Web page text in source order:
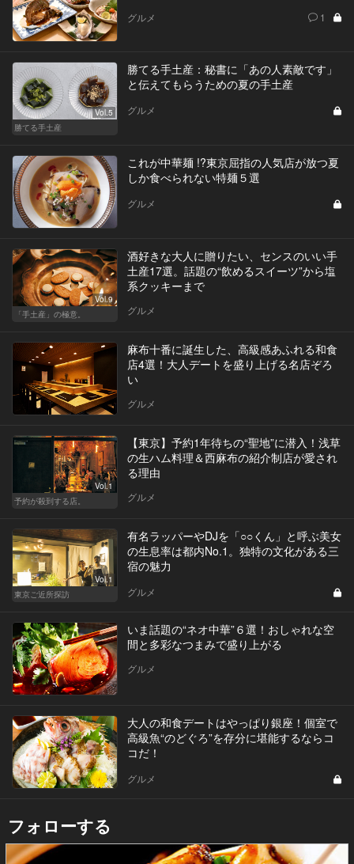
グルメ 1
Vol.5
勝てる手土産
勝てる手土産：秘書に「あの人素敵です」
と伝えてもらうための夏の手土産
グルメ
これが中華麺 !?東京屈指の人気店が放つ夏
しか食べられない特麺５選
グルメ
Vol.9
「手土産」の極意。
酒好きな大人に贈りたい、センスのいい手
土産17選。話題の“飲めるスイーツ”から塩
系クッキーまで
グルメ
麻布十番に誕生した、高級感あふれる和食
店4選！大人デートを盛り上げる名店ぞろ
い
グルメ
Vol.1
予約が殺到する店。
【東京】予約1年待ちの“聖地”に潜入！浅草
の生ハム料理＆西麻布の紹介制店が愛され
る理由
グルメ
Vol.1
東京ご近所探訪
有名ラッパーやDJを「○○くん」と呼ぶ美女
の生息率は都内No.1。独特の文化がある三
宿の魅力
グルメ
いま話題の“ネオ中華”６選！おしゃれな空
間と多彩なつまみで盛り上がる
グルメ
大人の和食デートはやっぱり銀座！個室で
高級魚“のどぐろ”を存分に堪能するならコ
コだ！
グルメ
フォローする